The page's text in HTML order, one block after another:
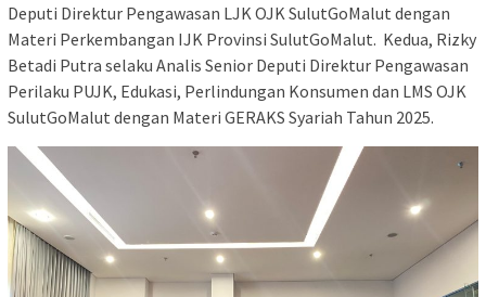
Deputi Direktur Pengawasan LJK OJK SulutGoMalut dengan
Materi Perkembangan IJK Provinsi SulutGoMalut. Kedua, Rizky
Betadi Putra selaku Analis Senior Deputi Direktur Pengawasan
Perilaku PUJK, Edukasi, Perlindungan Konsumen dan LMS OJK
SulutGoMalut dengan Materi GERAKS Syariah Tahun 2025.